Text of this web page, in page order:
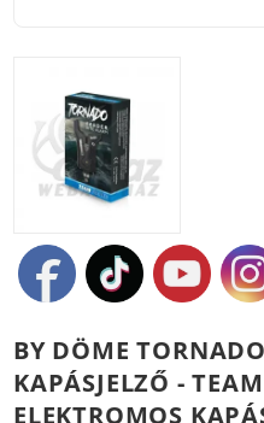
BY DÖME
KAPÁSJELZŐ -
ELEKTROMOS